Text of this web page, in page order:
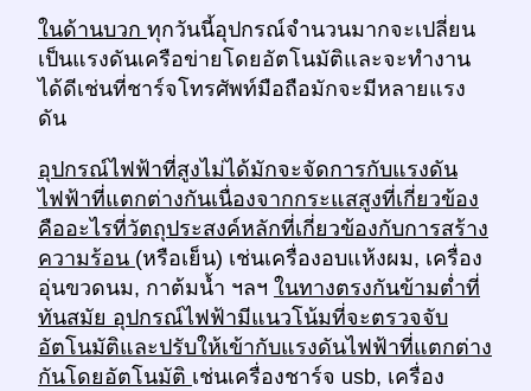
ในด้านบวก ทุกวันนี้อุปกรณ์จำนวนมากจะเปลี่ยน
เป็นแรงดันเครือข่ายโดยอัตโนมัติและจะทำงาน
ได้ดีเช่นที่ชาร์จโทรศัพท์มือถือมักจะมีหลายแรง
ดัน
อุปกรณ์ไฟฟ้าที่สูงไม่ได้มักจะจัดการกับแรงดัน
ไฟฟ้าที่แตกต่างกันเนื่องจากกระแสสูงที่เกี่ยวข้อง
คืออะไรที่วัตถุประสงค์หลักที่เกี่ยวข้องกับการสร้าง
ความร้อน (หรือเย็น) เช่นเครื่องอบแห้งผม, เครื่อง
อุ่นขวดนม, กาต้มน้ำ ฯลฯ ในทางตรงกันข้ามต่ำที่
ทันสมัย อุปกรณ์ไฟฟ้ามีแนวโน้มที่จะตรวจจับ
อัตโนมัติและปรับให้เข้ากับแรงดันไฟฟ้าที่แตกต่าง
กันโดยอัตโนมัติ เช่นเครื่องชาร์จ usb, เครื่อง